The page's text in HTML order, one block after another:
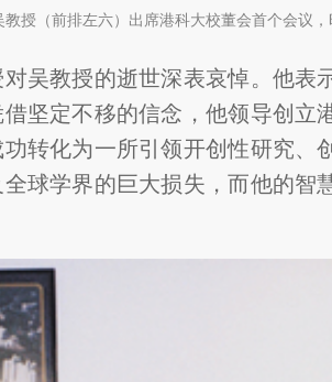
教授（前排左六）出席港科大校董会首个会议，
吴教授的逝世深表哀悼。他表
坚定不移的信念，他领导创立
转化为一所引领开创性研究、
球学界的巨大损失，而他的智